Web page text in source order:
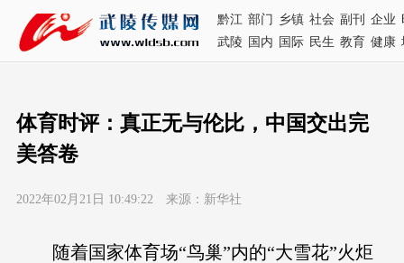
黔江 部门 乡镇 社会 副刊 企业
武陵
国内 国际 民生 教育 健康
体育时评：真正无与伦比，中国交出完
美答卷
2022年02月21日 10:49:22 来源：新华社
随着国家体育场“鸟巢”内的“大雪花”火炬